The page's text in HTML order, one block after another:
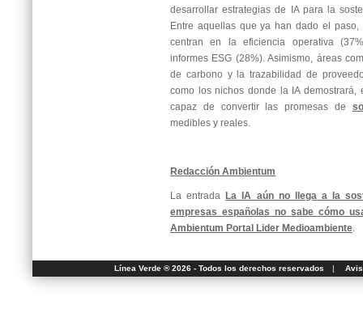
desarrollar estrategias de IA para la
Entre aquellas que ya han dado el
centran en la eficiencia operativa
informes ESG (28%). Asimismo, áreas
de carbono y la trazabilidad de
como los nichos donde la IA demostrará,
capaz de convertir las promesas de
medibles y reales.
Redacción Ambientum
La entrada La IA aún no llega a la
empresas españolas no sabe cómo
Ambientum Portal Lider Medioambiente.
Línea Verde ® 2026 - Todos los derechos reservados |